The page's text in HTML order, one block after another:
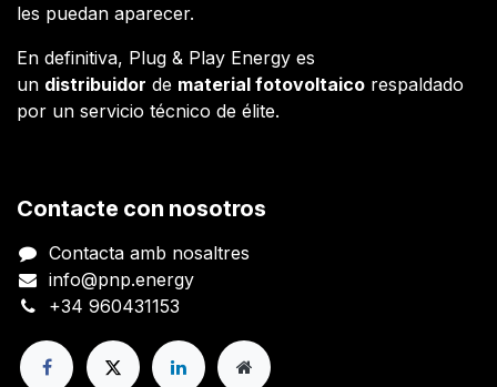
les puedan aparecer.
En definitiva, Plug & Play Energy es
un distribuidor de material fotovoltaico respaldado
por un servicio técnico de élite.
Contacte con nosotros
Contacta amb nosaltres
info@pnp.energy
+34 960431153